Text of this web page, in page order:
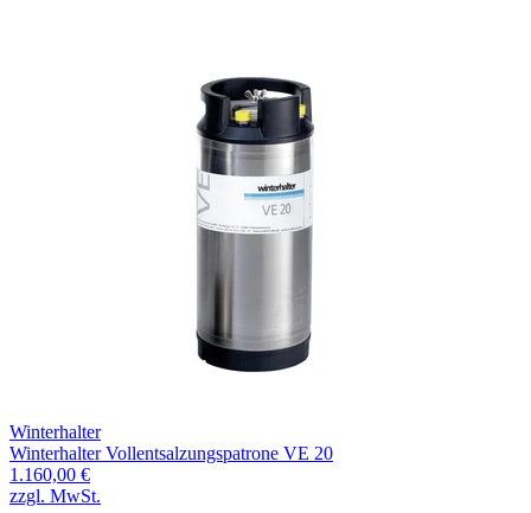
Winterhalter
Winterhalter Vollentsalzungspatrone VE 20
1.160,00 €
zzgl. MwSt.